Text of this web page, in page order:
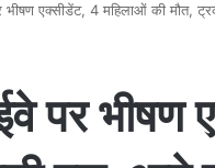
भीषण एक्सीडेंट, 4 महिलाओं की मौत,
पर भीषण